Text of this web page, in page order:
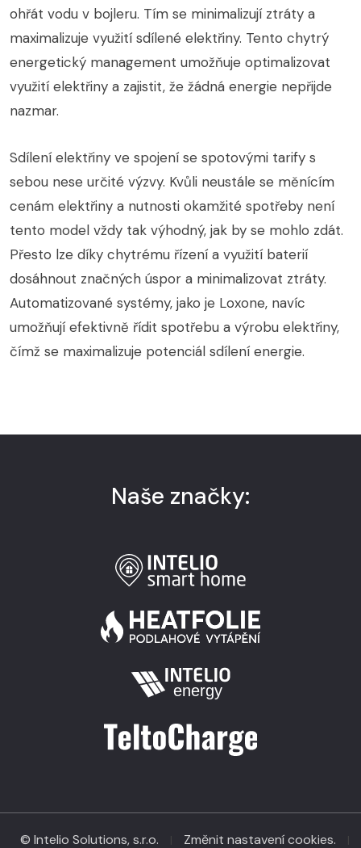
ohřát vodu v bojleru. Tím se minimalizují ztráty a
maximalizuje využití sdílené elektřiny. Tento chytrý
energetický management umožňuje optimalizovat
využití elektřiny a zajistit, že žádná energie nepřijde
nazmar.
Sdílení elektřiny ve spojení se spotovými tarify s
sebou nese určité výzvy. Kvůli neustále se měnícím
cenám elektřiny a nutnosti okamžité spotřeby není
tento model vždy tak výhodný, jak by se mohlo zdát.
Přesto lze díky chytrému řízení a využití baterií
dosáhnout značných úspor a minimalizovat ztráty.
Automatizované systémy, jako je Loxone, navíc
umožňují efektivně řídit spotřebu a výrobu elektřiny,
čímž se maximalizuje potenciál sdílení energie.
Naše značky:
© Intelio Solutions, s.r.o. | Změnit nastavení cookies. |